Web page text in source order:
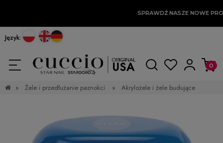
SPRAWDŹ NASZE NOWE
Język:
» Żele i przedłużanie paznokci » Akrylożele i żele budujące